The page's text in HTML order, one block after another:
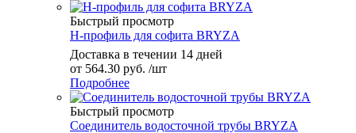
Быстрый просмотр
H-профиль для софита BRYZA
Доставка в течении 14 дней
от 564.30 руб. /шт
Подробнее
Быстрый просмотр
Соединитель водосточной трубы BRYZA